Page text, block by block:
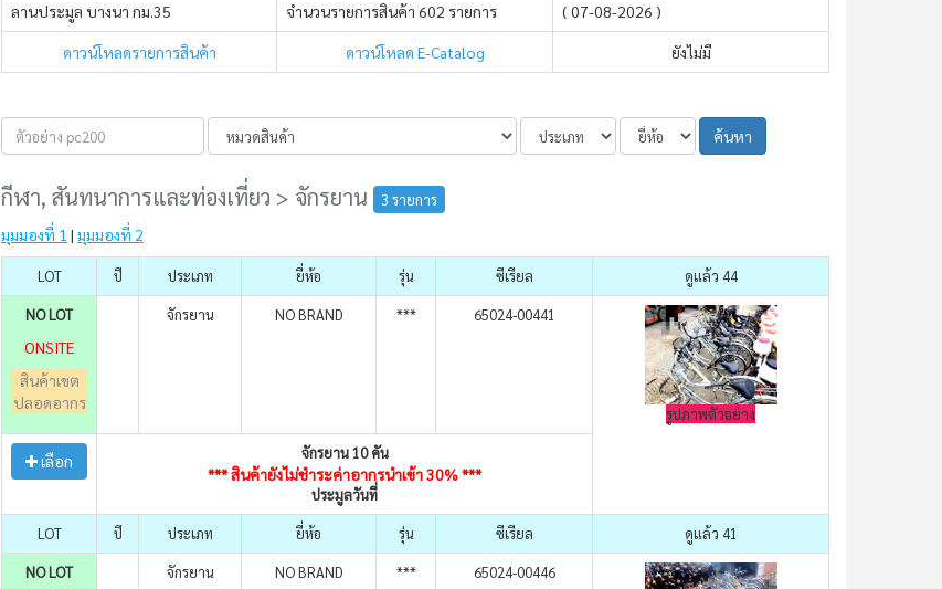
ลานประมูล บางนา กม.35 จำนวนรายการสินค้า 602 รายการ ( 07-08-2026 )
ดาวน์โหลดรายการสินค้า ดาวน์โหลด E-Catalog ยังไม่มี
ค้นหา
กีฬา, สันทนาการและท่องเที่ยว > จักรยาน 3 รายการ
มุมมองที่ 1 | มุมมองที่ 2
LOT ปี ประเภท ยี่ห้อ รุ่น ซีเรียล ดูแล้ว 44
NO LOT
ONSITE
สินค้าเขต
ปลอดอากร
จักรยาน NO BRAND *** 65024-00441
รูปภาพตัวอย่าง
เลือก จักรยาน 10 คัน
*** สินค้ายังไม่ชำระค่าอากรนำเข้า 30% ***
ประมูลวันที่
LOT ปี ประเภท ยี่ห้อ รุ่น ซีเรียล ดูแล้ว 41
NO LOT จักรยาน NO BRAND *** 65024-00446